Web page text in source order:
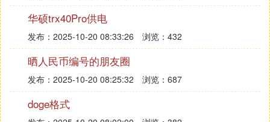
**三、Doge在社交媒体中的应用**
随着社交媒体的发展，“doge”这个表情符号在社交媒
体中的应用也越来越广泛。无论是微博、抖音还是Q
Q空间等社交平台，你都可以看到大量的用户使用“do
ge”这个表情符号来表达自己的情感和态度。有时
候，它甚至成为了某些社交群体之间的默契语言，用
于传达某种特定的信息或情感。🔥
华硕trx40Pro供电
发布：2025-10-20 08:33:26 浏览：432
晒人民币编号的朋友圈
发布：2025-10-20 08:25:32 浏览：687
doge格式